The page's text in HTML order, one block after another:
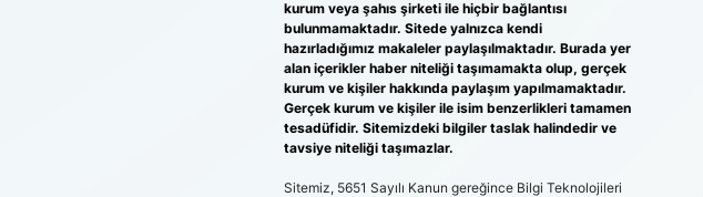
kurum veya şahıs şirketi ile hiçbir bağlantısı
bulunmamaktadır. Sitede yalnızca kendi
hazırladığımız makaleler paylaşılmaktadır. Burada yer
alan içerikler haber niteliği taşımamakta olup, gerçek
kurum ve kişiler hakkında paylaşım yapılmamaktadır.
Gerçek kurum ve kişiler ile isim benzerlikleri tamamen
tesadüfidir. Sitemizdeki bilgiler taslak halindedir ve
tavsiye niteliği taşımazlar.
Sitemiz, 5651 Sayılı Kanun gereğince Bilgi Teknolojileri